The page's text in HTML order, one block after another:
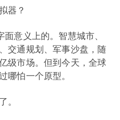
器？
意义上的。智慧城市、
交通规划、军事沙盘，随
级市场。但到今天，全球
哪怕一个原型。
。